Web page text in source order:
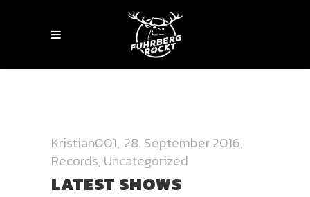
Kristian001 28. September 2016
Records, Uncategorized
LATEST SHOWS